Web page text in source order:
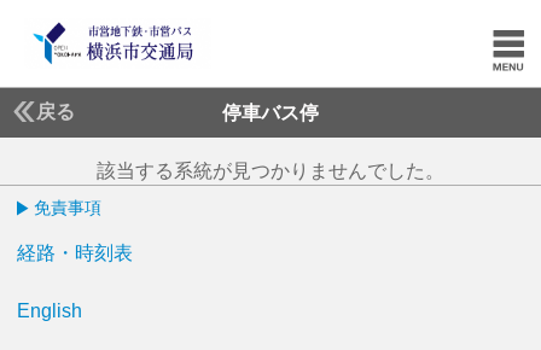
戻る 停車バス停
該当する系統が見つかりませんでした。
免責事項
経路・時刻表
English